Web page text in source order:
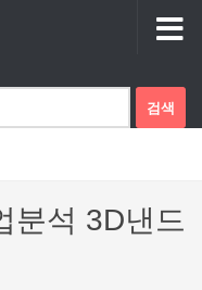
분석 3D낸드